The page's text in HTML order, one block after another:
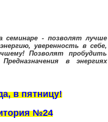
семинаре - позволят лучше
уверенность в себе,
Позволят пробудить
в энергиях
, в пятницу!
№24